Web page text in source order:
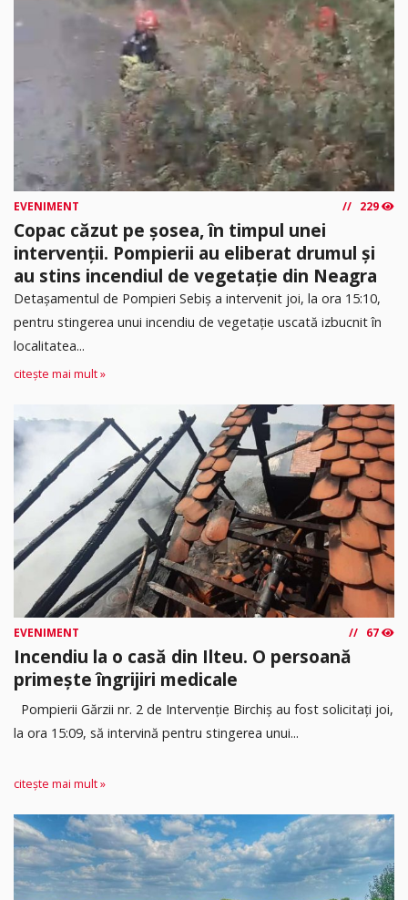
EVENIMENT 229
Copac căzut pe șosea, în timpul unei
intervenții. Pompierii au eliberat drumul și
au stins incendiul de vegetație din Neagra
Detașamentul de Pompieri Sebiș a intervenit joi, la ora 15:10,
pentru stingerea unui incendiu de vegetație uscată izbucnit în
localitatea...
citește mai mult »
EVENIMENT 67
Incendiu la o casă din Ilteu. O persoană
primește îngrijiri medicale
Pompierii Gărzii nr. 2 de Intervenție Birchiș au fost solicitați joi,
la ora 15:09, să intervină pentru stingerea unui...
citește mai mult »